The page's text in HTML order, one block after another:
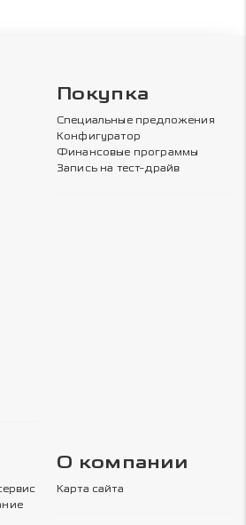
Покупка
Специальные предложения
Конфигуратор
Финансовые программы
Запись на тест-драйв
О компании
Карта сайта